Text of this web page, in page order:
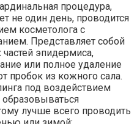
процедура,
не один день, проводится
косметолога с
Представляет собой
эпидермиса,
или полное удаление
пробок из кожного сала.
под воздействием
лучше всего проводить